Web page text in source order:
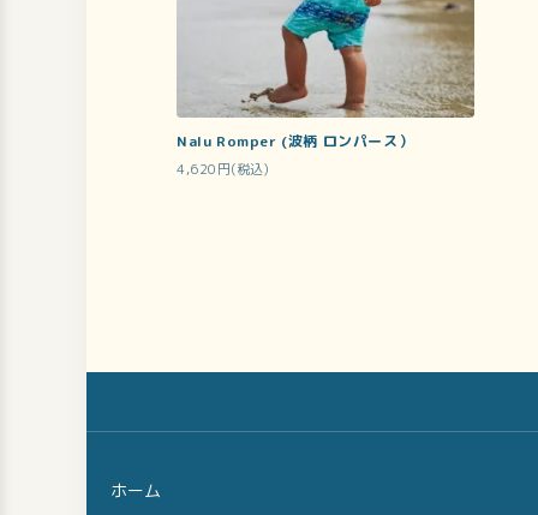
Nalu Romper (波柄 ロンパース）
4,620円(税込)
ホーム